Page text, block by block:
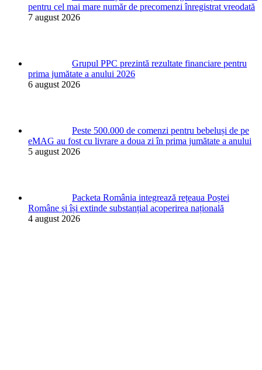
pentru cel mai mare număr de precomenzi înregistrat vreodată
7 august 2026
Grupul PPC prezintă rezultate financiare pentru
prima jumătate a anului 2026
6 august 2026
Peste 500.000 de comenzi pentru bebeluși de pe
eMAG au fost cu livrare a doua zi în prima jumătate a anului
5 august 2026
Packeta România integrează rețeaua Poștei
Române și își extinde substanțial acoperirea națională
4 august 2026